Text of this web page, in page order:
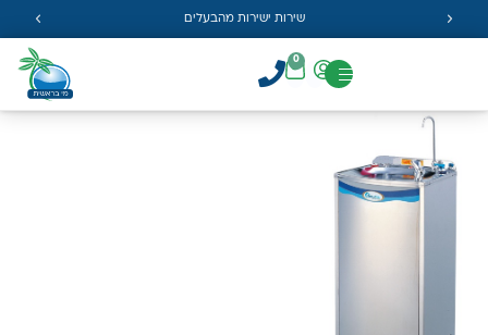
שירות ישירות מהבעלים
0